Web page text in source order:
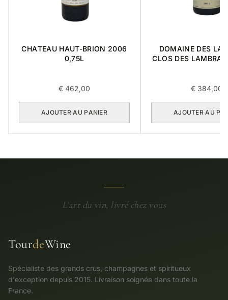
CHATEAU HAUT-BRION 2006
0,75L
€ 462,00
AJOUTER AU PANIER
DOMAINE DES
CLOS DES
€ 384,00
AJOUTER AU
L'art du vin, livré chez vous
TourdeWine
Spécialiste des grands crus, champagnes et spiritueux
d'exception depuis 2015. Livraison soignée dans toute la
France.